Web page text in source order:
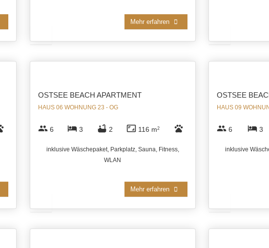
Mehr erfahren
OSTSEE BEACH APARTMENT
HAUS 06 WOHNUNG 23 - OG
group 6 hotel 3 bathtub 2 aspect_ratio 116 m2 pets
inklusive Wäschepaket, Parkplatz, Sauna, Fitness,
WLAN
Mehr erfahren
OSTSEE
HAUS 09
group 6 hotel 3
inklusive